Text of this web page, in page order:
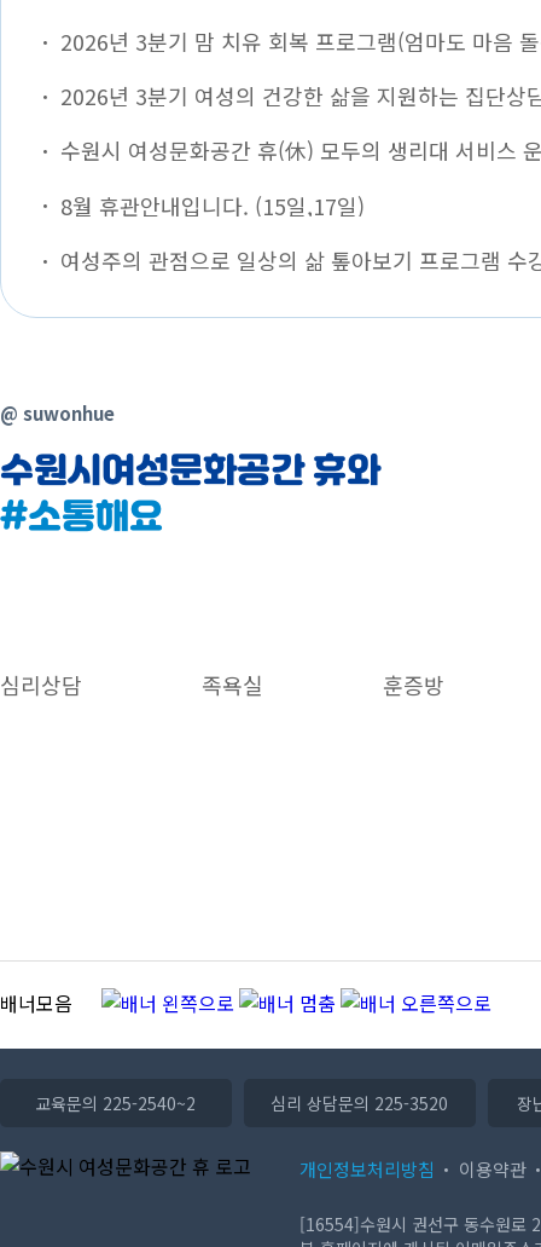
수원시 여성문화공간 휴(休) 모두의 생리대 서비스
8월 휴관안내입니다. (15일,17일)
@ suwonhue
수원시여성문화공간 휴와
#소통해요
심리상담 족욕실 훈증방
배너모음
교육문의 225-2540~2 심리 상담문의 225-3520 장
개인정보처리방침 이용약관
[16554]수원시 권선구 동수원